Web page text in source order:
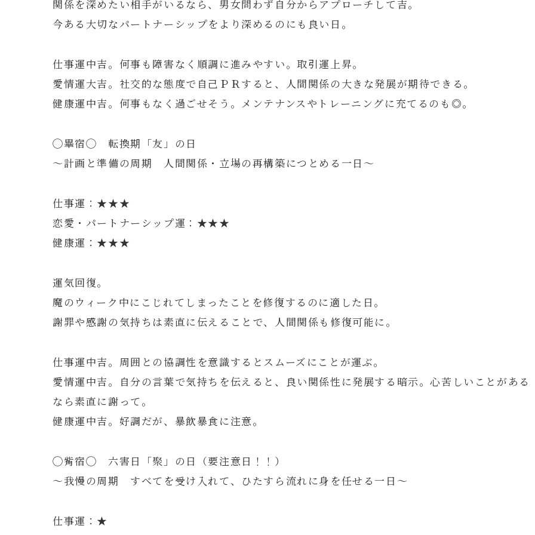
関係を深めたい相手がいるなら、男女問わず自分からアプローチして吉。
今ある大切なパートナーシップをより深めるのにも良い日。
仕事運中吉。何事も障害なく順調に進みやすい。取引運上昇。
愛情運大吉。社交的な態度で自己ＰＲすると、人間関係の大きな発展が期待できる。
健康運中吉。何事もなく過ごせそう。メンテナンスやトレーニングに充てるのも◎。
◯畢宿◯ 転換期「友」の日
～計画と準備の周期 人間関係・立場の再構築につとめる一日～
仕事運：★★★
恋愛・パートナーシップ運：★★★
健康運：★★★
運気回復。
魔のウィーク中にこじれてしまったことを修復するのに適した日。
謝罪や感謝の気持ちは素直に伝えることで、人間関係も修復可能に。
仕事運中吉。周囲との協調性を意識するとスムーズにことが運ぶ。
愛情運中吉。自分の言葉で気持ちを伝えると、良い関係性に発展する暗示。心苦しいことがある
なら素直に謝って。
健康運中吉。好調だが、暴飲暴食に注意。
◯觜宿◯ 六害日「聚」の日（要注意日！！）
～我慢の周期 すべてを受け入れて、ひたすら流れに身を任せる一日～
仕事運：★